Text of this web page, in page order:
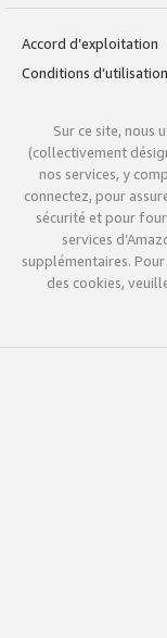
Accord d’exploitation
Conditions d’utilisation
Sur ce site, nous
(collectivement
nos services, y
connectez, pour
sécurité et pour
services
supplémentaires.
des cookies,